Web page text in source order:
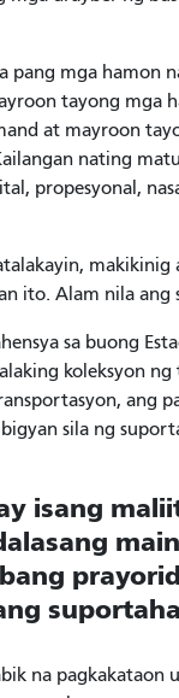
pang mga hamon
tayong mga
at mayroon
nating
propesyonal,
makikinig
ito. Alam nila ang
sa buong
koleksyon
ang
sila ng
isang
na pagkakataon